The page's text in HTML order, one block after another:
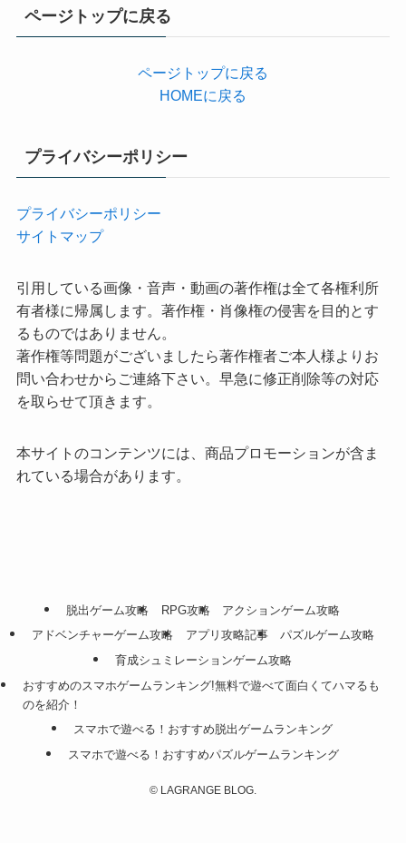
ページトップに戻る
ページトップに戻る
HOMEに戻る
プライバシーポリシー
プライバシーポリシー
サイトマップ
引用している画像・音声・動画の著作権は全て各権利所
有者様に帰属します。著作権・肖像権の侵害を目的とす
るものではありません。
著作権等問題がございましたら著作権者ご本人様よりお
問い合わせからご連絡下さい。早急に修正削除等の対応
を取らせて頂きます。
本サイトのコンテンツには、商品プロモーションが含ま
れている場合があります。
脱出ゲーム攻略 RPG攻略
アクションゲーム攻略
アドベンチャーゲーム攻略
アプリ攻略記事
パズルゲーム攻略
育成シュミレーションゲーム攻略
おすすめのスマホゲームランキング!無料で遊べて面白くてハマるも
のを紹介！
スマホで遊べる！おすすめ脱出ゲームランキング
スマホで遊べる！おすすめパズルゲームランキング
© LAGRANGE BLOG.